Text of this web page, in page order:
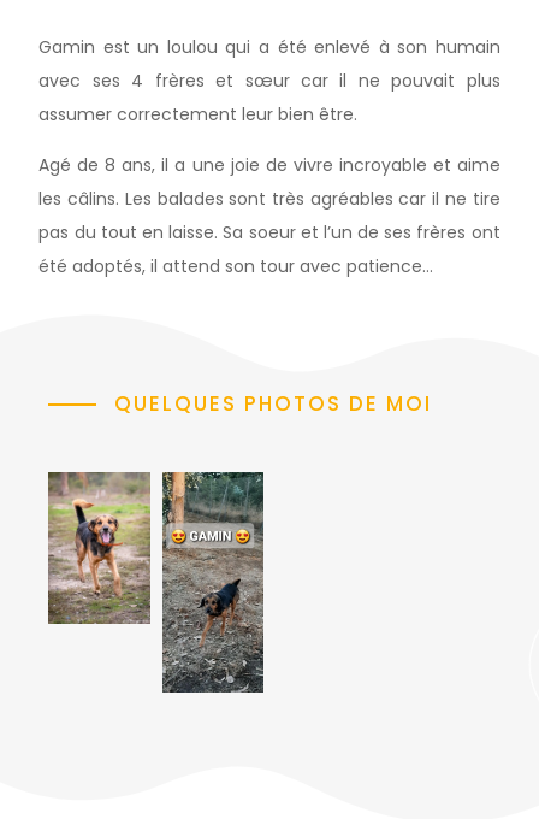
Gamin est un loulou qui a été enlevé à son humain
avec ses 4 frères et sœur car il ne pouvait plus
assumer correctement leur bien être.
Agé de 8 ans, il a une joie de vivre incroyable et aime
les câlins. Les balades sont très agréables car il ne tire
pas du tout en laisse. Sa soeur et l’un de ses frères ont
été adoptés, il attend son tour avec patience…
QUELQUES PHOTOS DE MOI